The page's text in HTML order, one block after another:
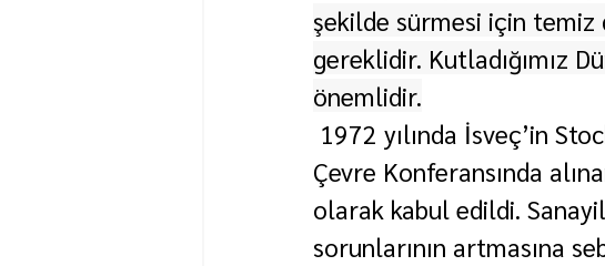
şekilde sürmesi için temiz
gereklidir. Kutladığımız
önemlidir.
1972 yılında İsveç’in
Çevre Konferansında
olarak kabul edildi.
sorunlarının artmasına